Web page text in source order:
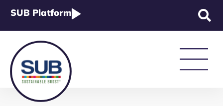
SUB Platform
Strategie & Beleid